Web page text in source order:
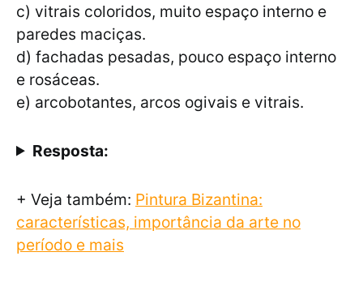
c) vitrais coloridos, muito espaço interno e
paredes maciças.
d) fachadas pesadas, pouco espaço interno
e rosáceas.
e) arcobotantes, arcos ogivais e vitrais.
Resposta:
+ Veja também: Pintura Bizantina:
características, importância da arte no
período e mais